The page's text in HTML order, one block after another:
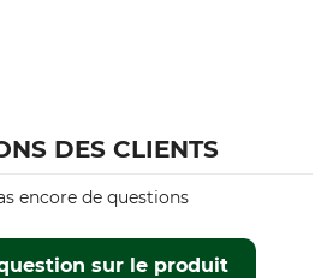
DES CLIENTS
sur le produit
encore de questions